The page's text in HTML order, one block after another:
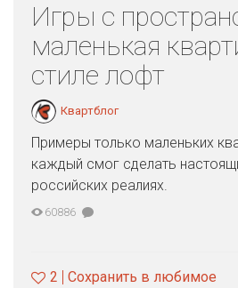
Игры с
маленькая
стиле лофт
Квартблог
Примеры только маленьких
каждый смог сделать
российских реалиях.
60886
2 Сохранить в любимое